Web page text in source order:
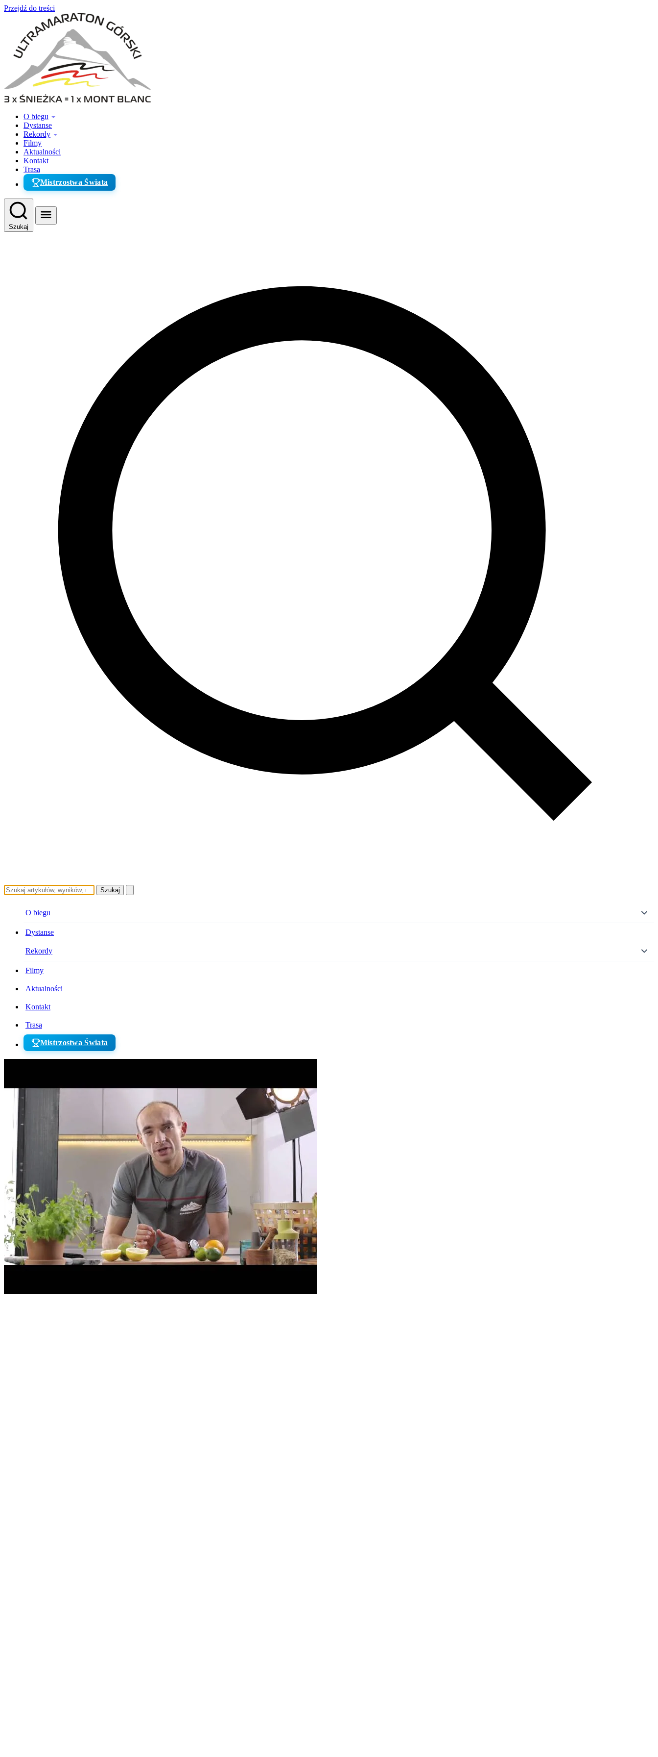
Przejdź do treści
O biegu
Dystanse
Rekordy
Filmy
Aktualności
Kontakt
Trasa
Mistrzostwa Świata
Szukaj
Szukaj
O biegu
Dystanse
Rekordy
Filmy
Aktualności
Kontakt
Trasa
Mistrzostwa Świata